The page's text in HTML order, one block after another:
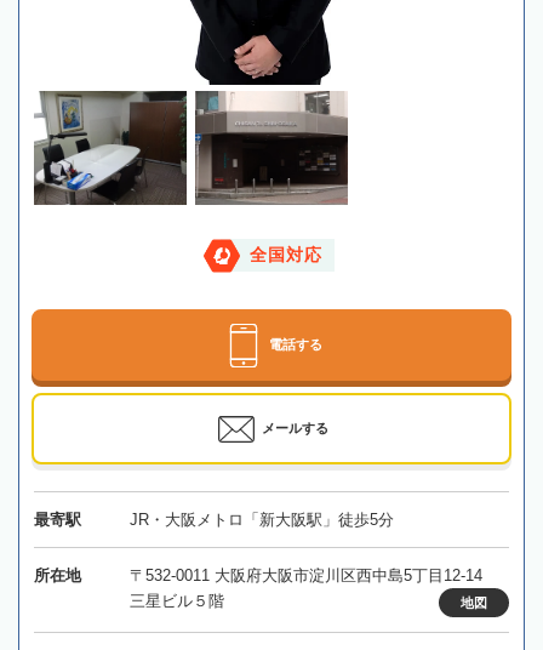
全国対応
電話する
メールする
最寄駅 JR・大阪メトロ「新大阪駅」徒歩5分
所在地
〒532-0011 大阪府大阪市淀川区西中島5丁目12-14
三星ビル５階
地図